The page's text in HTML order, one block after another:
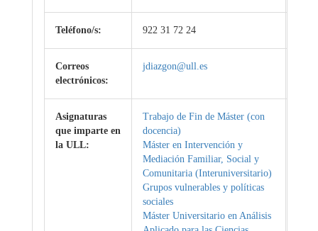
Teléfono/s: 922 31 72 24
Correos
electrónicos:
jdiazgon@ull.es
Asignaturas
que imparte en
la ULL:
Trabajo de Fin de Máster (con
docencia)
Máster en Intervención y
Mediación Familiar, Social y
Comunitaria (Interuniversitario)
Grupos vulnerables y políticas
sociales
Máster Universitario en Análisis